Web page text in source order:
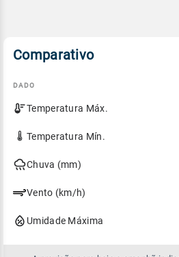
Comparativo
Comparativo
entre
previsão
hoje
DADO
Temperatura Máx.
Temperatura Mín.
Chuva (mm)
Vento (km/h)
Umidade Máxima